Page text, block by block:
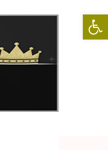
פתח סרגל נגישות